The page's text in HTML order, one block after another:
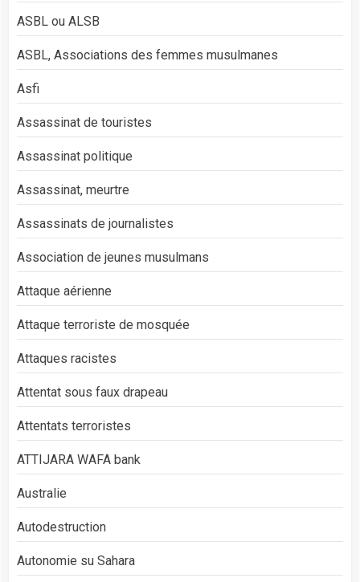
ASBL ou ALSB
ASBL, Associations des femmes musulmanes
Asfi
Assassinat de touristes
Assassinat politique
Assassinat, meurtre
Assassinats de journalistes
Association de jeunes musulmans
Attaque aérienne
Attaque terroriste de mosquée
Attaques racistes
Attentat sous faux drapeau
Attentats terroristes
ATTIJARA WAFA bank
Australie
Autodestruction
Autonomie su Sahara